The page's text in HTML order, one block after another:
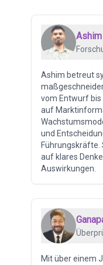
Ashim
Ashim betreut
vom Entwurf bis
auf
und
Führungskräfte.
auf klares
Auswirkungen.
Mit über einem